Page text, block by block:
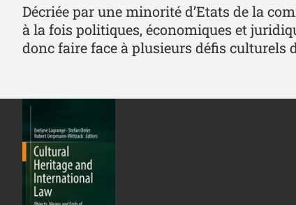
Décriée par une minorité d’Etats de la
à la fois politiques, économiques et
donc faire face à plusieurs défis culturels